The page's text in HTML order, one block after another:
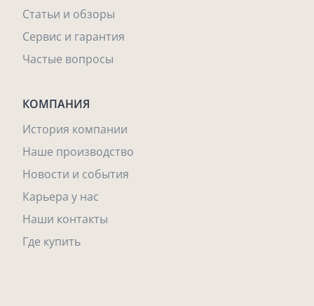
Статьи и обзоры
Сервис и гарантия
Частые вопросы
КОМПАНИЯ
История компании
Наше производство
Новости и события
Карьера у нас
Наши контакты
Где купить